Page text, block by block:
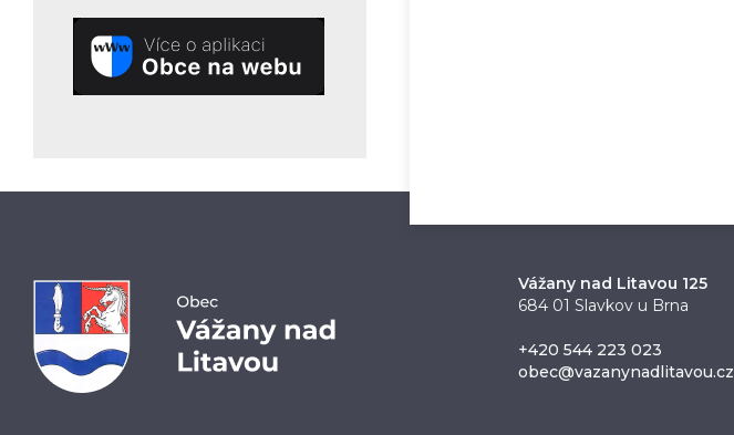
Vážany nad Litavou 125
684 01 Slavkov u Brna
+420 544 223 023
obec@vazanynadlitavou.cz